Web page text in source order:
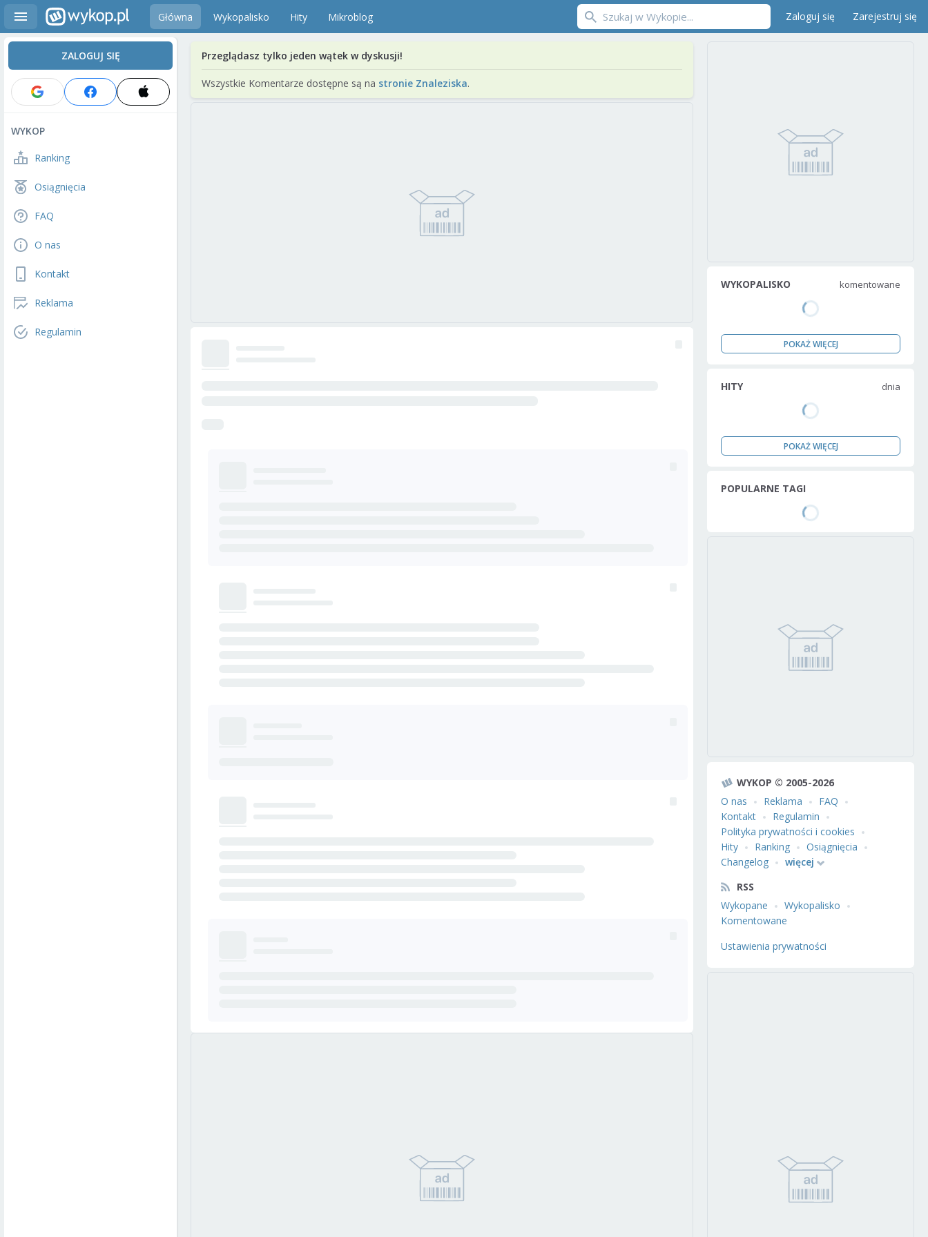
Główna Wykopalisko Hity Mikroblog Zaloguj się Zarejestruj się
ZALOGUJ SIĘ
WYKOP
Ranking
Osiągnięcia
FAQ
O nas
Kontakt
Reklama
Regulamin
Przeglądasz tylko jeden wątek w dyskusji!
Wszystkie Komentarze dostępne są na stronie Znaleziska.
WYKOPALISKO komentowane
POKAŻ WIĘCEJ
HITY dnia
POKAŻ WIĘCEJ
POPULARNE TAGI
WYKOP © 2005-2026
O nas
Reklama
FAQ
Kontakt
Regulamin
Polityka prywatności i cookies
Hity
Ranking
Osiągnięcia
Changelog
więcej
RSS
Wykopane
Wykopalisko
Komentowane
Ustawienia prywatności